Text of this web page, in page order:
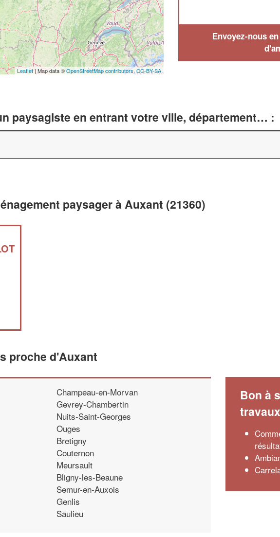
Leaflet| Map data ©OpenStreetMap contributors,CC-BY-SA
Envoyez-nous
paysagiste en entrant votre ville, département… :
paysager à Auxant (21360)
proche d'Auxant
Champeau-en-Morvan
Gevrey-Chambertin
Nuits-Saint-Georges
Ouges
Bretigny
Couternon
Meursault
Bligny-les-Beaune
Semur-en-Auxois
Genlis
Saulieu
Bon à
travaux